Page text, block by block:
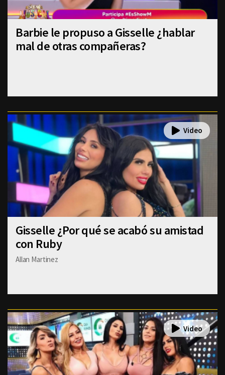
Barbie le propuso a Gisselle ¿hablar
mal de otras compañeras?
Gisselle ¿Por qué se acabó su amistad
con Ruby
Allan Martinez